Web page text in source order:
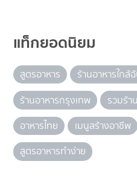
แท็กยอดนิยม
สูตรอาหาร ร้านอาหารใกล้
ร้านอาหารกรุงเทพ
รวมร้า
อาหารไทย
เมนูสร้างอาชีพ
สูตรอาหารทำง่าย